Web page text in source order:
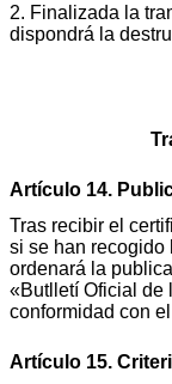
2. Finalizada la
dispondrá la
Artículo 14.
Tras recibir el
si se han recogido
ordenará la
«Butlletí Oficial de
conformidad con
Artículo 15.